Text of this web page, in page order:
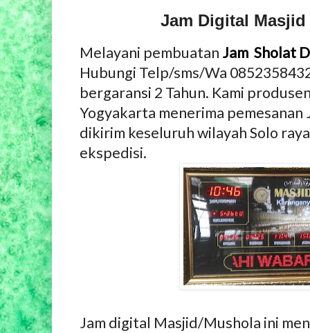
Jam Digital
Melayani pembuatan Jam Sholat
Hubungi Telp/sms/Wa
bergaransi 2 Tahun. Kami
Yogyakarta menerima
dikirim keseluruh wilayah Solo
ekspedisi.
Jam digital Masjid/Mushola ini